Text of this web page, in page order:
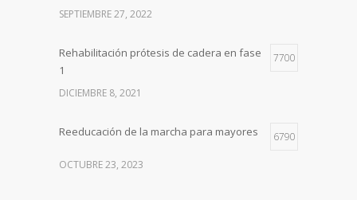
SEPTIEMBRE 27, 2022
Rehabilitación prótesis de cadera en fase
1
7700
DICIEMBRE 8, 2021
Reeducación de la marcha para mayores 6790
OCTUBRE 23, 2023